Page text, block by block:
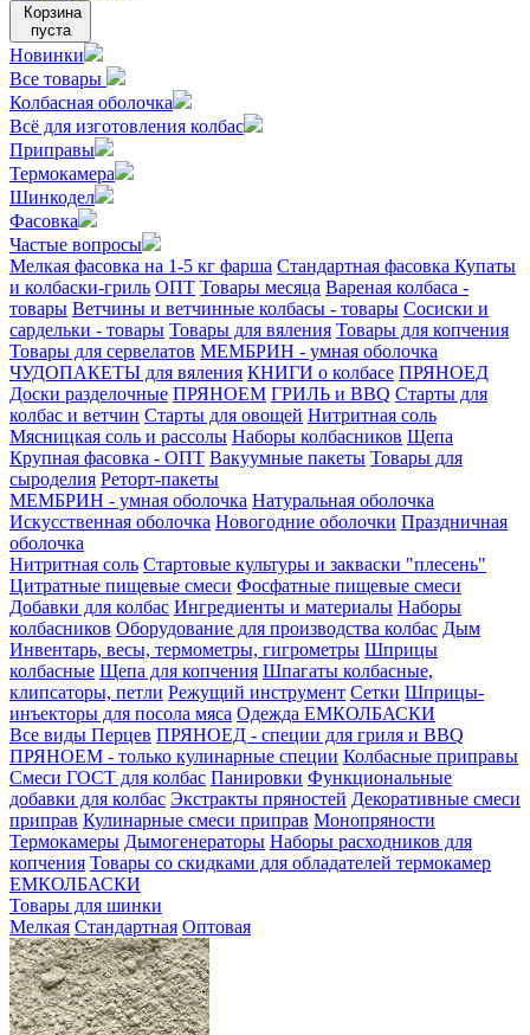
Корзина
пуста
Новинки
Все товары
Колбасная оболочка
Всё для изготовления колбас
Приправы
Термокамера
Шинкодел
Фасовка
Частые вопросы
Мелкая фасовка на 1-5 кг фарша Стандартная фасовка Купаты
и колбаски-гриль ОПТ Товары месяца Вареная колбаса -
товары Ветчины и ветчинные колбасы - товары Сосиски и
сардельки - товары Товары для вяления Товары для копчения
Товары для сервелатов МЕМБРИН - умная оболочка
ЧУДОПАКЕТЫ для вяления КНИГИ о колбасе ПРЯНОЕД
Доски разделочные ПРЯНОЕМ ГРИЛЬ и BBQ Старты для
колбас и ветчин Старты для овощей Нитритная соль
Мясницкая соль и рассолы Наборы колбасников Щепа
Крупная фасовка - ОПТ Вакуумные пакеты Товары для
сыроделия Реторт-пакеты
МЕМБРИН - умная оболочка Натуральная оболочка
Искусственная оболочка Новогодние оболочки Праздничная
оболочка
Нитритная соль Стартовые культуры и закваски "плесень"
Цитратные пищевые смеси Фосфатные пищевые смеси
Добавки для колбас Ингредиенты и материалы Наборы
колбасников Оборудование для производства колбас Дым
Инвентарь, весы, термометры, гигрометры Шприцы
колбасные Щепа для копчения Шпагаты колбасные,
клипсаторы, петли Режущий инструмент Сетки Шприцы-
инъекторы для посола мяса Одежда ЕМКОЛБАСКИ
Все виды Перцев ПРЯНОЕД - специи для гриля и BBQ
ПРЯНОЕМ - только кулинарные специи Колбасные приправы
Смеси ГОСТ для колбас Панировки Функциональные
добавки для колбас Экстракты пряностей Декоративные смеси
приправ Кулинарные смеси приправ Монопряности
Термокамеры Дымогенераторы Наборы расходников для
копчения Товары со скидками для обладателей термокамер
ЕМКОЛБАСКИ
Товары для шинки
Мелкая Стандартная Оптовая